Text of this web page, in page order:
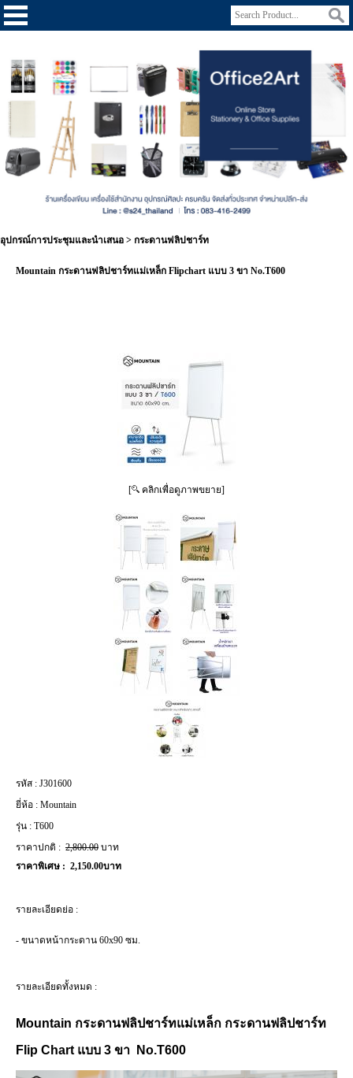
อุปกรณ์การประชุมและนำเสนอ > กระดานฟลิปชาร์ท
Mountain กระดานฟลิปชาร์ทแม่เหล็ก Flipchart แบบ 3 ขา No.T600
[ คลิกเพื่อดูภาพขยาย]
รหัส : J301600
ยี่ห้อ : Mountain
รุ่น : T600
ราคาปกติ : 2,800.00 บาท
ราคาพิเศษ : 2,150.00บาท
รายละเอียดย่อ :
- ขนาดหน้ากระดาน 60x90 ซม.
รายละเอียดทั้งหมด :
Mountain กระดานฟลิปชาร์ทแม่เหล็ก กระดานฟลิปชาร์ท
Flip Chart แบบ 3 ขา  No.T600